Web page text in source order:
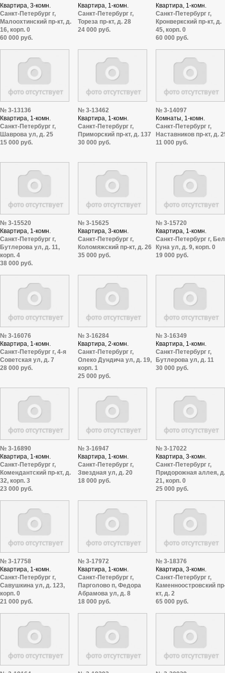
Квартира, 3-комн.
Санкт-Петербург г,
Малоохтинский пр-кт, д.
16, корп. 0
60 000 руб.
Квартира, 1-комн.
Санкт-Петербург г,
Тореза пр-кт, д. 28
24 000 руб.
Квартира, 1-комн.
Санкт-Петербург г,
Кронверкский пр-кт, д.
45, корп. 0
60 000 руб.
№ 3-13136
Квартира, 1-комн.
Санкт-Петербург г,
Шаврова ул, д. 25
15 000 руб.
№ 3-13462
Квартира, 1-комн.
Санкт-Петербург г,
Приморский пр-кт, д. 137
30 000 руб.
№ 3-14097
Комнаты, 1-комн.
Санкт-Петербург г,
Наставников пр-кт, д.
11 000 руб.
№ 3-15520
Квартира, 1-комн.
Санкт-Петербург г,
Бутлерова ул, д. 11,
корп. 4
38 000 руб.
№ 3-15625
Квартира, 3-комн.
Санкт-Петербург г,
Коломяжский пр-кт, д. 26
35 000 руб.
№ 3-15720
Квартира, 1-комн.
Санкт-Петербург г,
Куна ул, д. 9, корп. 0
19 000 руб.
№ 3-16076
Квартира, 1-комн.
Санкт-Петербург г, 4-я
Советская ул, д. 7
28 000 руб.
№ 3-16284
Квартира, 2-комн.
Санкт-Петербург г,
Олеко Дундича ул, д. 19,
корп. 1
25 000 руб.
№ 3-16349
Квартира, 1-комн.
Санкт-Петербург г,
Бутлерова ул, д. 11
30 000 руб.
№ 3-16890
Квартира, 1-комн.
Санкт-Петербург г,
Комендантский пр-кт, д.
32, корп. 3
23 000 руб.
№ 3-16947
Квартира, 1-комн.
Санкт-Петербург г,
Звездная ул, д. 20
18 000 руб.
№ 3-17022
Квартира, 3-комн.
Санкт-Петербург г,
Придорожная аллея, д.
21, корп. 0
25 000 руб.
№ 3-17758
Квартира, 1-комн.
Санкт-Петербург г,
Савушкина ул, д. 123,
корп. 0
21 000 руб.
№ 3-17972
Квартира, 1-комн.
Санкт-Петербург г,
Парголово п, Федора
Абрамова ул, д. 8
18 000 руб.
№ 3-18376
Квартира, 3-комн.
Санкт-Петербург г,
Каменноостровский
кт, д. 2
65 000 руб.